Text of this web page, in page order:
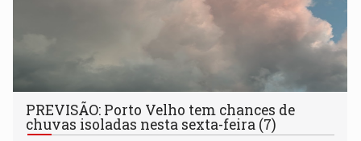
PREVISÃO: Porto Velho tem chances de
chuvas isoladas nesta sexta-feira (7)